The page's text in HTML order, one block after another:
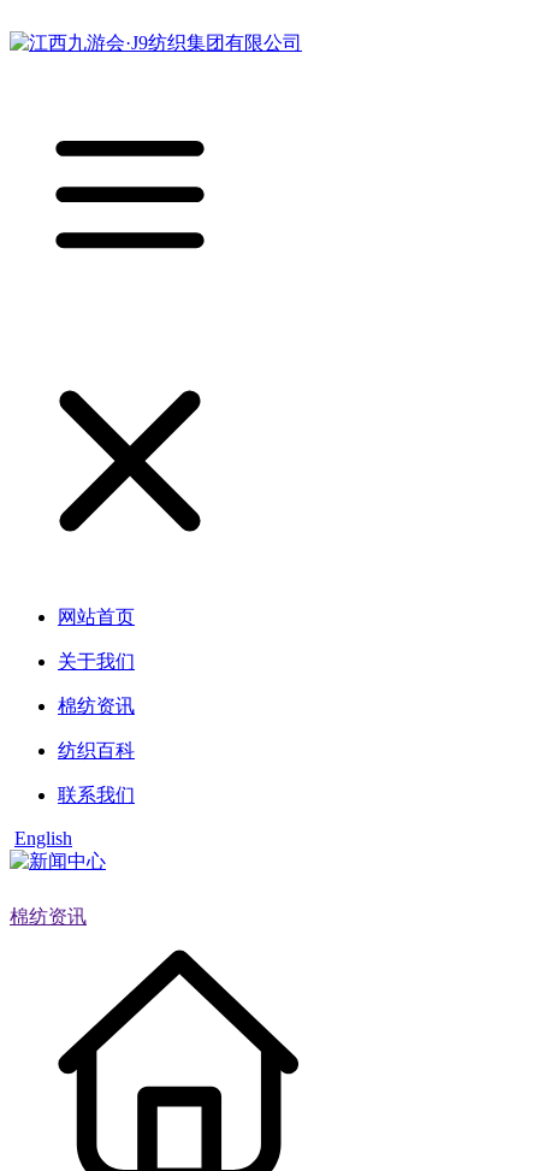
网站首页
关于我们
棉纺资讯
纺织百科
联系我们
English
棉纺资讯